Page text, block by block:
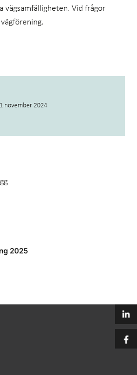
vägsamfälligheten. Vid frågor
november 2024
2025